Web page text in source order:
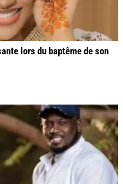
lors du baptême de son